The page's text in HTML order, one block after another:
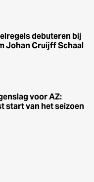
debuteren bij
Johan Cruijff Schaal
voor AZ:
start van het seizoen